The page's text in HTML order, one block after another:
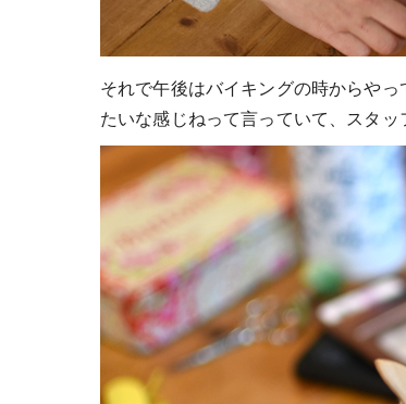
それで午後はバイキングの時からや
たいな感じねって言っていて、スタ